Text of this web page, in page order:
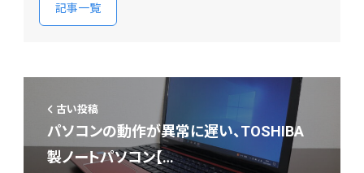
記事一覧
古い投稿
パソコンの動作が異常に遅い、TOSHIBA
製ノートパソコン【…